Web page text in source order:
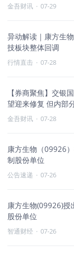
金吾财讯 · 07-29
异动解读｜康方生
技板块整体回调
行情直击 · 07-28
【券商聚焦】交银
望迎来修复 但内部
金吾财讯 · 07-28
康方生物（09926
制股份单位
公告速递 · 07-26
康方生物(09926)
股份单位
智通财经 · 07-26